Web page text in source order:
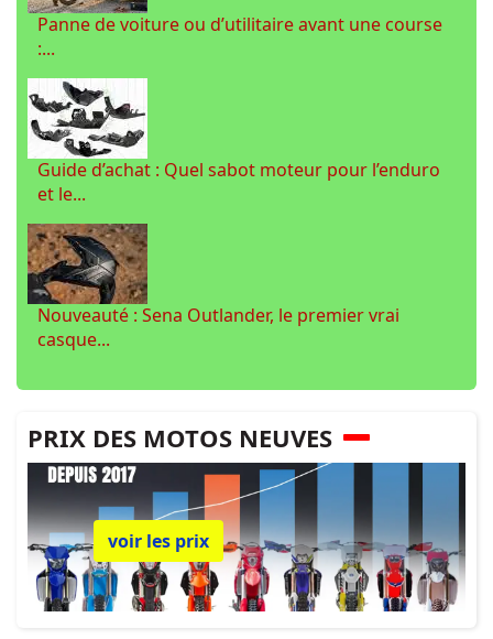
Panne de voiture ou d’utilitaire avant une course
:...
Guide d’achat : Quel sabot moteur pour l’enduro
et le...
Nouveauté : Sena Outlander, le premier vrai
casque...
PRIX DES MOTOS NEUVES
voir les prix